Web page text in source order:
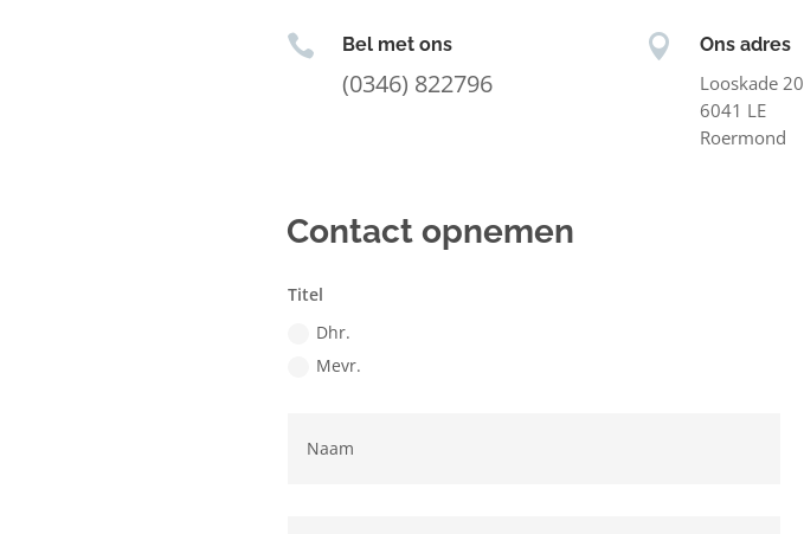
 Bel met ons
(0346) 822796
 Ons adres
Looskade 20
6041 LE
Roermond
Contact opnemen
Titel
Dhr.
Mevr.